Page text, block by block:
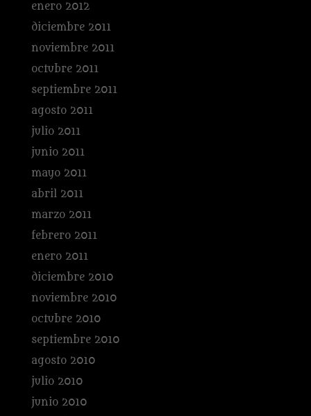
enero 2012
diciembre 2011
noviembre 2011
octubre 2011
septiembre 2011
agosto 2011
julio 2011
junio 2011
mayo 2011
abril 2011
marzo 2011
febrero 2011
enero 2011
diciembre 2010
noviembre 2010
octubre 2010
septiembre 2010
agosto 2010
julio 2010
junio 2010